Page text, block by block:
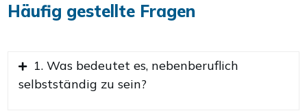
Häufig gestellte Fragen
1. Was bedeutet es, nebenberuflich
selbstständig zu sein?